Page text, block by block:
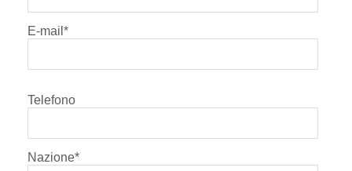
E-mail *
Telefono
Nazione*